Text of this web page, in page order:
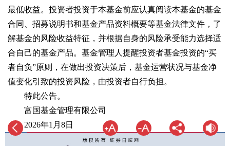
最低收益。投资者投资于本基金前应认真阅读本基金的基金
合同、招募说明书和基金产品资料概要等基金法律文件，了
解基金的风险收益特征，并根据自身的风险承受能力选择适
合自己的基金产品。基金管理人提醒投资者基金投资的“买
者自负”原则，在做出投资决策后，基金运营状况与基金净
值变化引致的投资风险，由投资者自行负担。
特此公告。
富国基金管理有限公司
2026年1月8日